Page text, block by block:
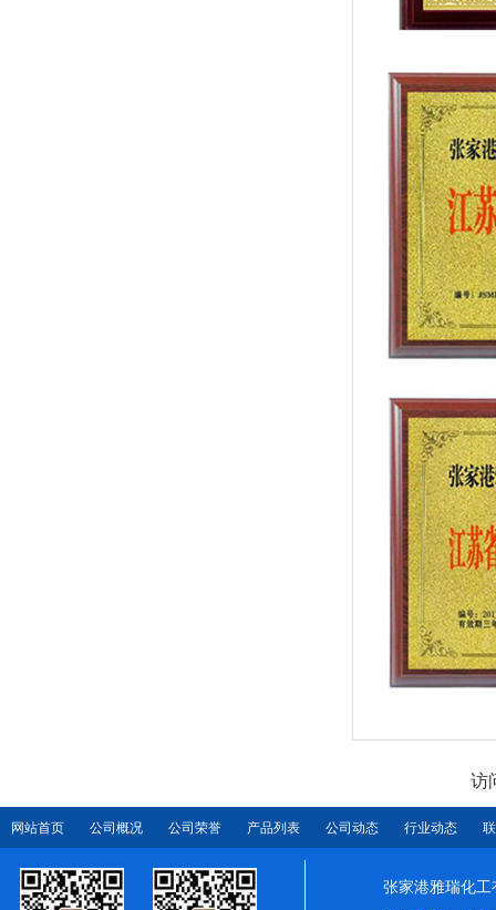
访
网站首页 公司概况 公司荣誉 产品列表 公司动态 行业动态
张家港雅瑞化工